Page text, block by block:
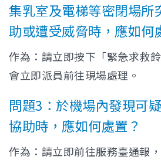
集乳室及電梯等密閉場所
助或遭受威脅時，應如何
作為：請立即按下「緊急求救
會立即派員前往現場處理。
問題3：於機場內發現可
協助時，應如何處置？
作為：請立即前往服務臺通報